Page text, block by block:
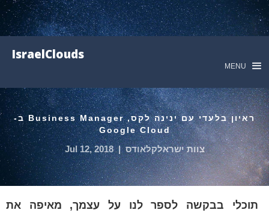
IsraelClouds
MENU
ראיון בלעדי עם ינינה לקס, Business Manager ב-
Google Cloud
צוות ישראלקלאודס |
Jul 12, 2018
תוכלי בבקשה לספר לנו על עצמך, מאיפה את